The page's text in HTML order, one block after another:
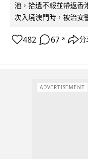
池，拾遺不報並帶返香
次入境澳門時，被治安
482 67 ↗ 分
ADVERTISEMENT